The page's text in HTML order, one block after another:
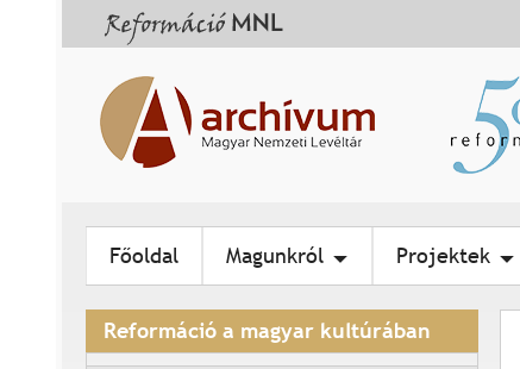
Főoldal Magunkról Projektek
Reformáció a magyar kultúrában